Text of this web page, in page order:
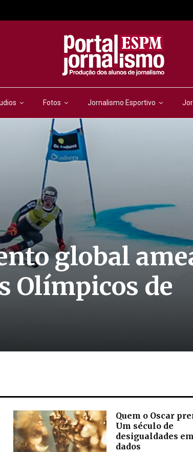
Fotos Jornalismo Esportivo
global
Olímpicos de
Quem o Oscar
Um século de
desigualdades em
dados